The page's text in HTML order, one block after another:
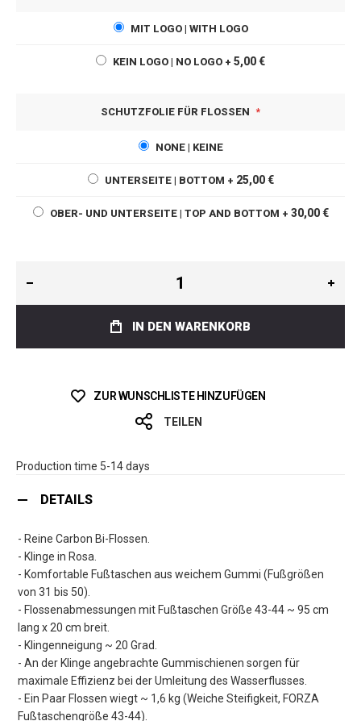
MIT LOGO | WITH LOGO
KEIN LOGO | NO LOGO + 5,00 €
SCHUTZFOLIE FÜR FLOSSEN
NONE | KEINE
UNTERSEITE | BOTTOM + 25,00 €
OBER- UND UNTERSEITE | TOP AND BOTTOM + 30,00 €
IN DEN WARENKORB
ZUR WUNSCHLISTE HINZUFÜGEN
TEILEN
Production time 5-14 days
DETAILS
- Reine Carbon Bi-Flossen.
- Klinge in Rosa.
- Komfortable Fußtaschen aus weichem Gummi (Fußgrößen
von 31 bis 50).
- Flossenabmessungen mit Fußtaschen Größe 43-44 ~ 95 cm
lang x 20 cm breit.
- Klingenneigung ~ 20 Grad.
- An der Klinge angebrachte Gummischienen sorgen für
maximale Effizienz bei der Umleitung des Wasserflusses.
- Ein Paar Flossen wiegt ~ 1,6 kg (Weiche Steifigkeit, FORZA
Fußtaschengröße 43-44).